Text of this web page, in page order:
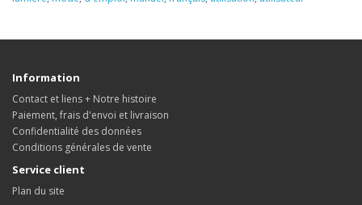
Information
Contact et liens + Notre histoire
Paiement, frais d'envoi et livraison
Confidentialité des données
Conditions générales de vente
Service client
Plan du site